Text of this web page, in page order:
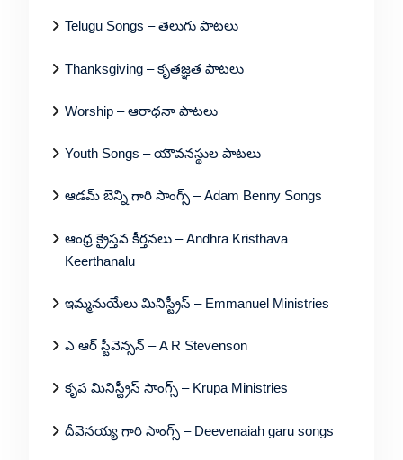
Telugu Songs – తెలుగు పాటలు
Thanksgiving – కృతజ్ఞత పాటలు
Worship – ఆరాధనా పాటలు
Youth Songs – యౌవనస్థుల పాటలు
ఆడమ్ బెన్ని గారి సాంగ్స్ – Adam Benny Songs
ఆంధ్ర క్రైస్తవ కీర్తనలు – Andhra Kristhava
Keerthanalu
ఇమ్మనుయేలు మినిస్ట్రీస్ – Emmanuel Ministries
ఎ ఆర్ స్టీవెన్సన్ – A R Stevenson
కృప మినిస్ట్రీస్ సాంగ్స్ – Krupa Ministries
దీవెనయ్య గారి సాంగ్స్ – Deevenaiah garu songs